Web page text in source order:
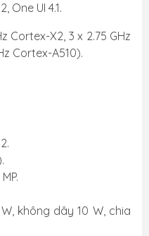
One UI 4.1.
Cortex-X2, 3 x 2.75 GHz
Cortex-A510).
không dây 10 W, chia